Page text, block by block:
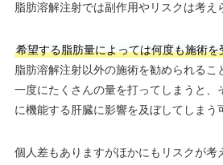
脂肪溶解注射では副作用やリスクは考え
希望する脂肪量によっては何度も施術を
脂肪溶解注射以外の施術を勧められるこ
一度にたくさんの量を打ってしまうと、
に機能する肝臓に影響を及ぼしてしまう
個人差もありますがほかにもリスクが考